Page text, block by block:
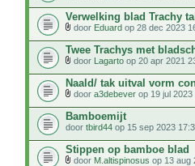
Verwelking blad Trachy
door Eduard op 28 dec 2023
Twee Trachys met
door Lagarto op 20 apr 2021
Naald/ tak uitval vorm
door a3debever op 19 jul 2023
Bamboemijt
door tbird44 op 15 sep 2023
Stippen op bamboe blad
door M.altispinosus op 13 aug